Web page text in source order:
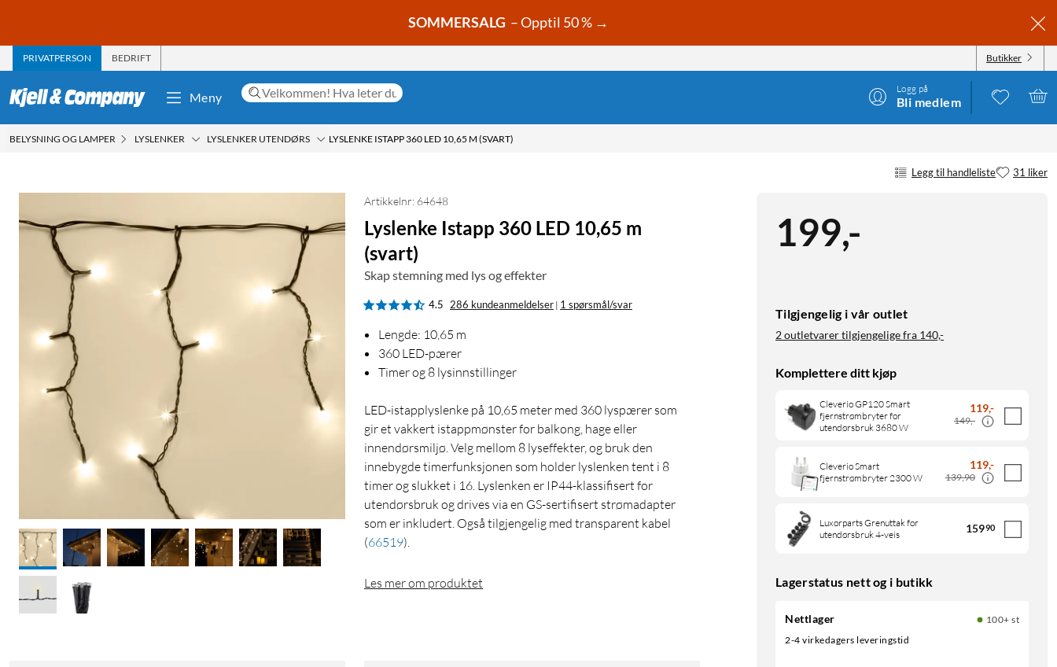
SOMMERSALG – Opptil 50 % →
PRIVATPERSON BEDRIFT Butikker
Meny
Logg på
Bli medlem
BELYSNING OG LAMPER LYSLENKER LYSLENKER UTENDØRS LYSLENKE ISTAPP 360 LED 10,65 M (SVART)
Legg til handleliste 31 liker
199,-
Tilgjengelig i vår outlet
2 outletvarer tilgjengelige fra 140,-
Komplettere ditt kjøp
Cleverio GP120 Smart
fjernstrømbryter for
utendørsbruk 3680 W
119,-
149,-
Cleverio Smart
fjernstrømbryter 2300 W
119,-
139,90
Luxorparts Grenuttak for
utendørsbruk 4-veis
15990
Lagerstatus nett og i butikk
Nettlager
100+ st
2-4 virkedagers leveringstid
Artikkelnr: 64648
Lyslenke Istapp 360 LED 10,65 m
(svart)
Skap stemning med lys og effekter
4.5 286 kundeanmeldelser | 1 spørsmål/svar
Lengde: 10,65 m
360 LED-pærer
Timer og 8 lysinnstillinger
LED-istapplyslenke på 10,65 meter med 360 lyspærer som
gir et vakkert istappmønster for balkong, hage eller
innendørsmiljø. Velg mellom 8 lyseffekter, og bruk den
innebygde timerfunksjonen som holder lyslenken tent i 8
timer og slukket i 16. Lyslenken er IP44-klassifisert for
utendørsbruk og drives via en GS-sertifisert strømadapter
som er inkludert. Også tilgjengelig med transparent kabel
(66519).
Les mer om produktet